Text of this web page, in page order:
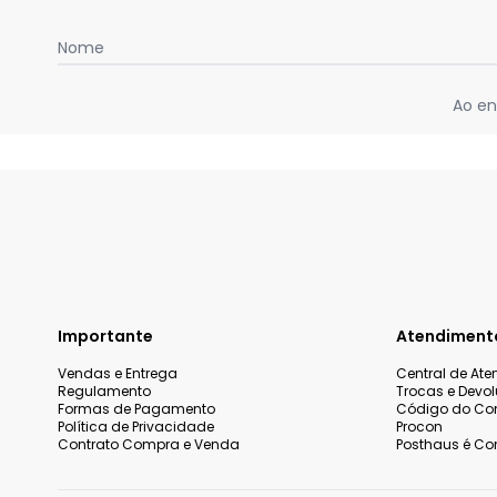
Nome
Ao
Importante
Vendas e Entrega
Regulamento
Formas de Pagamento
Política de Privacidade
Contrato Compra e Venda
Central de
Trocas e
Código do
Procon
Posthaus é